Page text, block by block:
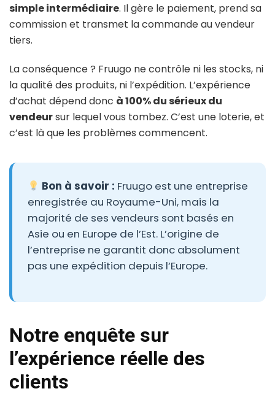
simple intermédiaire. Il gère le paiement, prend sa
commission et transmet la commande au vendeur
tiers.
La conséquence ? Fruugo ne contrôle ni les stocks, ni
la qualité des produits, ni l’expédition. L’expérience
d’achat dépend donc à 100% du sérieux du
vendeursur lequel vous tombez. C’est une loterie, et
c’est là que les problèmes commencent.
Bon à savoir : Fruugo est une entreprise
enregistrée au Royaume-Uni, mais la
majorité de ses vendeurs sont basés en
Asie ou en Europe de l’Est. L’origine de
l’entreprise ne garantit donc absolument
pas une expédition depuis l’Europe.
Notre enquête sur
l’expérience réelle des
clients